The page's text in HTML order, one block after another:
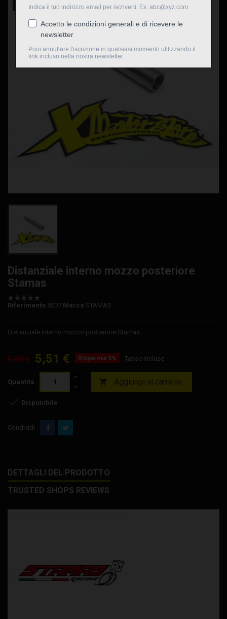
Nuovo
Distanziale interno mozzo posteriore
Stamas
Riferimento 5007 Marca STAMAS
Distanziale interno mozzo posteriore Stamas
5,80 € 5,51 € Risparmia 5% Tasse incluse
Quantità  Aggiungi al carrello
 Disponibile
Condividi
DETTAGLI DEL PRODOTTO
TRUSTED SHOPS REVIEWS